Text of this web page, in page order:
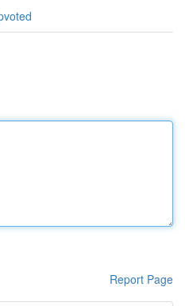
Report Page